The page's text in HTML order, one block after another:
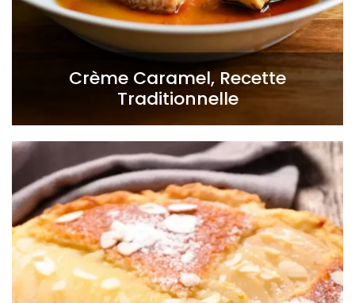
Crème Caramel, Recette
Traditionnelle